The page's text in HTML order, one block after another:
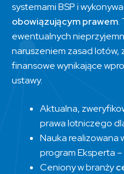
systemami BSP i
obowiązującym prawem.
ewentualnych
naruszeniem zasad lotów,
finansowe wynikające
ustawy.
Aktualna,
prawa lotniczego
Nauka realizowana
program Eksperta –
Ceniony w branży